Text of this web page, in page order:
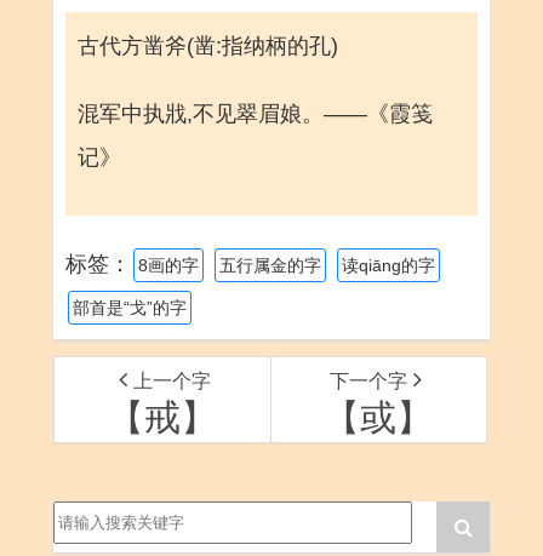
古代方凿斧(凿:指纳柄的孔)
混军中执戕,不见翠眉娘。——《霞笺
记》
标签： 8画的字 五行属金的字 读qiāng的字
部首是“戈”的字
上一个字
【戒】
下一个字
【或】